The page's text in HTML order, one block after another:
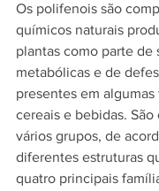
Os polifenois são
químicos naturais
plantas como parte de
metabólicas e de
presentes em
cereais e bebidas. São
vários grupos, de
diferentes estruturas
quatro principais